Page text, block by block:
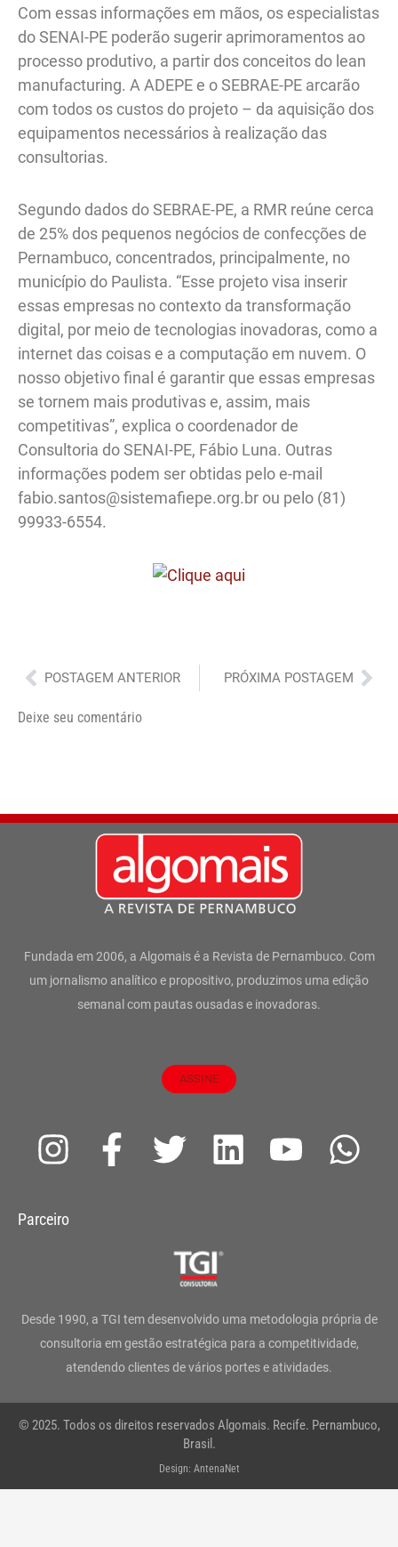
Com essas informações em mãos, os especialistas
do SENAI-PE poderão sugerir aprimoramentos ao
processo produtivo, a partir dos conceitos do lean
manufacturing. A ADEPE e o SEBRAE-PE arcarão
com todos os custos do projeto – da aquisição dos
equipamentos necessários à realização das
consultorias.
Segundo dados do SEBRAE-PE, a RMR reúne cerca
de 25% dos pequenos negócios de confecções de
Pernambuco, concentrados, principalmente, no
município do Paulista. “Esse projeto visa inserir
essas empresas no contexto da transformação
digital, por meio de tecnologias inovadoras, como a
internet das coisas e a computação em nuvem. O
nosso objetivo final é garantir que essas empresas
se tornem mais produtivas e, assim, mais
competitivas”, explica o coordenador de
Consultoria do SENAI-PE, Fábio Luna. Outras
informações podem ser obtidas pelo e-mail
fabio.santos@sistemafiepe.org.br ou pelo (81)
99933-6554.
Anterior
POSTAGEM ANTERIOR PRÓXIMA POSTAGEM
Deixe seu comentário
Fundada em 2006, a Algomais é a Revista de Pernambuco. Com
um jornalismo analítico e propositivo, produzimos uma edição
semanal com pautas ousadas e inovadoras.
ASSINE
I
s
g
r
a
m
F
a
o
o
k
-
T
t
e
r
L
d
i
n
Y
b
e
W
a
p
Parceiro
Desde 1990, a TGI tem desenvolvido uma metodologia própria de
consultoria em gestão estratégica para a competitividade,
atendendo clientes de vários portes e atividades.
© 2025. Todos os direitos reservados Algomais. Recife. Pernambuco,
Brasil.
Design: AntenaNet